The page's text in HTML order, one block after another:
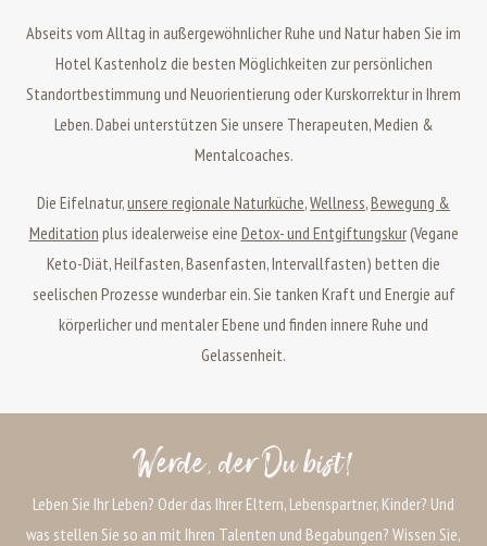
Abseits vom Alltag in außergewöhnlicher Ruhe und Natur haben Sie im
Hotel Kastenholz die besten Möglichkeiten zur persönlichen
Standortbestimmung und Neuorientierung oder Kurskorrektur in Ihrem
Leben. Dabei unterstützen Sie unsere Therapeuten, Medien &
Mentalcoaches.
Die Eifelnatur,unsere regionale Naturküche,Wellness,Bewegung &
Meditation plus idealerweise eine Detox- und Entgiftungskur(Vegane
Keto-Diät, Heilfasten, Basenfasten, Intervallfasten) betten die
seelischen Prozesse wunderbar ein. Sie tanken Kraft und Energie auf
körperlicher und mentaler Ebene und finden innere Ruhe und
Gelassenheit.
Werde, der Du bist!
Leben Sie Ihr Leben? Oder das Ihrer Eltern, Lebenspartner, Kinder? Und
was stellen Sie so an mit Ihren Talenten und Begabungen? Wissen Sie,